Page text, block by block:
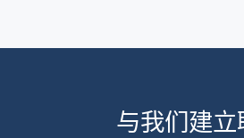
与我们建立